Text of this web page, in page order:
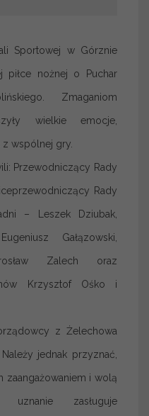
Sportowej w Górznie
piłce nożnej o Puchar
Zmaganiom
wielkie emocje,
wspólnej gry.
Przewodniczący Rady
Rady
– Leszek Dziubak,
Gałązowski,
Zalech oraz
Krzysztof Ośko i
z Żelechowa
jednak przyznać,
zaangażowaniem i wolą
zasługuje